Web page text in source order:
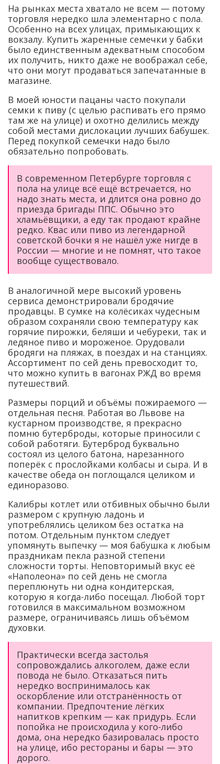
На рынках места хватало не всем — потому
торговля нередко шла элементарно с пола.
Особенно на всех улицах, примыкающих к
вокзалу. Купить жаренные семечки у бабки
было единственным адекватным способом
их получить, никто даже не воображал себе,
что они могут продаваться запечатанные в
магазине.
В моей юности пацаны часто покупали
семки к пиву (с целью распивать его прямо
там же на улице) и охотно делились между
собой местами дислокации лучших бабушек.
Перед покупкой семечки надо было
обязательно попробовать.
В современном Петербурге торговля с
пола на улице всё ещё встречается, но
надо знать места, и длится она ровно до
приезда бригады ППС. Обычно это
хламьёвщики, а еду так продают крайне
редко. Квас или пиво из легендарной
советской бочки я не нашёл уже нигде в
России — многие и не помнят, что такое
вообще существовало.
В аналогичной мере высокий уровень
сервиса демонстрировали бродячие
продавцы. В сумке на колёсиках чудесным
образом сохраняли свою температуру как
горячие пирожки, беляши и чебуреки, так и
ледяное пиво и мороженое. Орудовали
бродяги на пляжах, в поездах и на станциях.
Ассортимент по сей день превосходит то,
что можно купить в вагонах РЖД во время
путешествий.
Размеры порций и объёмы пожираемого —
отдельная песня. Работая во Львове на
кустарном производстве, я прекрасно
помню бутерброды, которые приносили с
собой работяги. Бутерброд буквально
состоял из целого батона, нарезанного
поперёк с прослойками колбасы и сыра. И в
качестве обеда он поглощался целиком и
единоразово.
Калибры котлет или отбивных обычно были
размером с крупную ладонь и
употреблялись целиком без остатка на
потом. Отдельным пунктом следует
упомянуть выпечку — моя бабушка к любым
праздникам пекла разной степени
сложности торты. Неповторимый вкус её
«Наполеона» по сей день не смогла
переплюнуть ни одна кондитерская,
которую я когда-либо посещал. Любой торт
готовился в максимальном возможном
размере, ограничиваясь лишь объёмом
духовки.
Практически всегда застолья
сопровождались алкоголем, даже если
повода не было. Отказаться пить
нередко воспринималось как
оскорбление или отстранённость от
компании. Предпочтение лёгких
напитков крепким — как придурь. Если
попойка не происходила у кого-либо
дома, она нередко базировалась просто
на улице, ибо рестораны и бары — это
дорого.